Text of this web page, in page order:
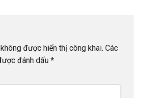
được hiển thị công khai. Các
đánh dấu *